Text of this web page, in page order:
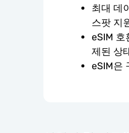
최대 데
스팟 지
eSIM 호
제된 상
eSIM은